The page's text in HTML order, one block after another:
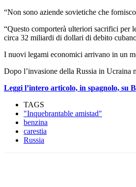
“Non sono aziende sovietiche che
“Questo comporterà ulteriori sacrifici per
circa 32 miliardi di dollari di debito
I nuovi legami economici arrivano in un
Dopo l’invasione della Russia in Ucraina
Leggi l’intero articolo, in spagnolo, su
TAGS
"Inquebrantable amistad"
benzina
carestia
Russia